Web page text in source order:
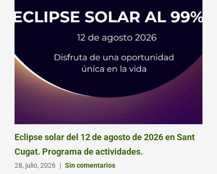
Eclipse solar del 12 de agosto de 2026 en Sant
Cugat. Programa de actividades.
28, julio, 2026 | Sin comentarios